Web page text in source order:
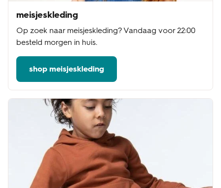
meisjeskleding
Op zoek naar meisjeskleding? Vandaag voor 22:00
besteld morgen in huis.
shop meisjeskleding